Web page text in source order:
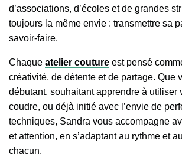
d’associations, d’écoles et de grandes
toujours la même envie : transmettre sa
savoir-faire.
Chaque atelier coutureest pensé
créativité, de détente et de partage. Que
débutant, souhaitant apprendre à utiliser
coudre, ou déjà initié avec l’envie de
techniques, Sandra vous accompagne
et attention, en s’adaptant au rythme et
chacun.